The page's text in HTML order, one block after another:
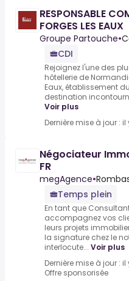
RESPONSABLE
FORGES LES EAUX
Groupe Partouche•
CDI
Rejoignez l'une des
hôtellerie de
Eaux, établissement
destination
Voir plus
Dernière mise à jour : il
Négociateur
FR
megAgence•
Temps plein
En tant que
accompagnez vos
leurs projets
la signature chez le
interlocute... Voir plus
Dernière mise à jour :
Offre sponsorisée